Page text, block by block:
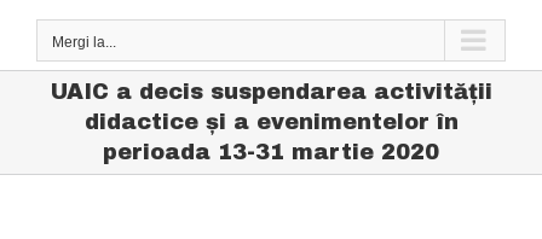
Mergi la...
UAIC a decis suspendarea activității
didactice și a evenimentelor în
perioada 13-31 martie 2020